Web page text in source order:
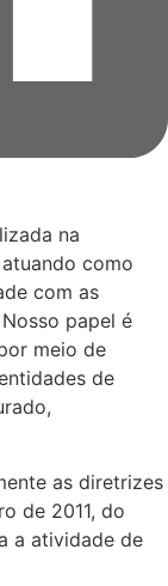
na
como
com as
papel é
meio de
de
as diretrizes
de 2011, do
a atividade de